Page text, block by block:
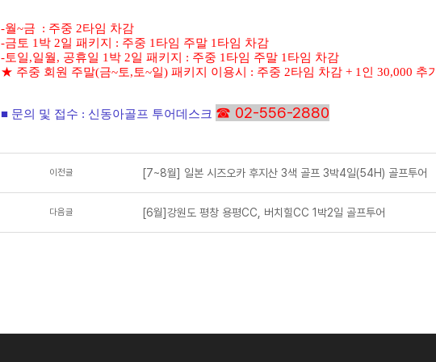
-월~금 : 주중 2타임 차감
-금토 1박 2일 패키지 : 주중 1타임 주말 1타임 차감
-토일,일월, 공휴일 1박 2일 패키지 : 주중 1타임 주말 1타임 차감
★ 주중 회원 주말(금~토,토~일) 패키지 이용시 : 주중 2타임 차감 + 1인 30,000 추
■ 문의 및 접수 : 신동아골프 투어데스크 ☎ 02-556-2880
이전글 [7~8월] 일본 시즈오카 후지산 3색 골프 3박4일(54H) 골프투어
다음글 [6월]강원도 평창 용평CC, 버치힐CC 1박2일 골프투어